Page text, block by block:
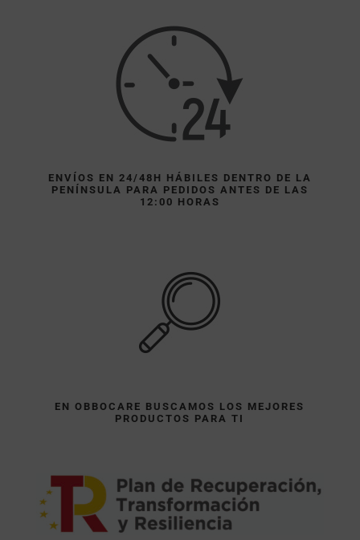
ENVÍOS EN 24/48H HÁBILES DENTRO DE LA
PENÍNSULA PARA PEDIDOS ANTES DE LAS
12:00 HORAS
EN OBBOCARE BUSCAMOS LOS MEJORES
PRODUCTOS PARA TI